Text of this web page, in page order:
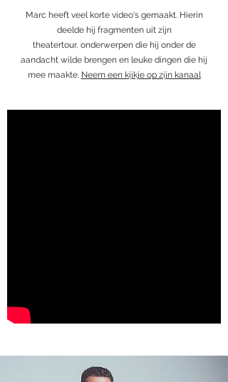
Marc heeft veel korte video's gemaakt. Hierin
deelde hij fragmenten uit zijn
theatertour, onderwerpen die hij onder de
aandacht wilde brengen en leuke dingen die hij
mee maakte. Neem een kijkje op zijn kanaal